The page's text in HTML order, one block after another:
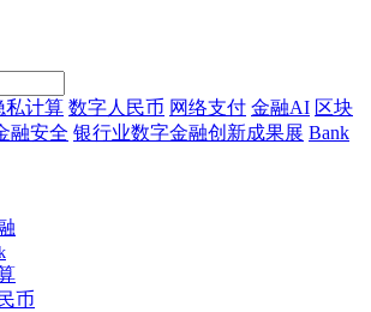
私计算 数字人民币 网络支付 金融AI 区块
融安全 银行业数字金融创新成果展 Bank
币